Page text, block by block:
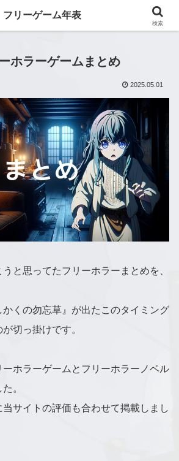
フリーゲーム年表
ホラーゲームまとめ
2025.05.01
と思ってたフリーホラーまとめを、
くの勿忘草』が出たこのタイミング
切っ掛けです。
ホラーゲームとフリーホラーノベル
。
当サイトの評価も合わせて掲載しまし
フリーゲーム年表
検索